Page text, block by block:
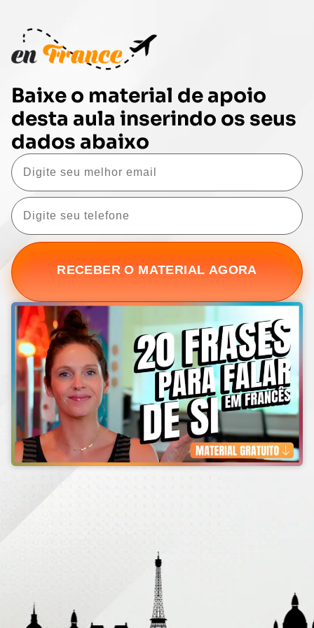
Baixe o material de apoio
desta aula inserindo os seus
dados abaixo
RECEBER O MATERIAL AGORA